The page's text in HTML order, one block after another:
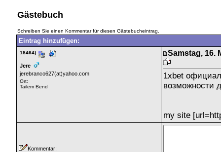
Gästebuch
Schreiben Sie einen Kommentar für diesen Gästebucheintrag.
Eintrag hinzufügen:
18464)
Jere
jerebranco627(at)yahoo.com
Ort:
Tailem Bend
Samstag, 16.
1xbet
возможности
my site
Kommentar: